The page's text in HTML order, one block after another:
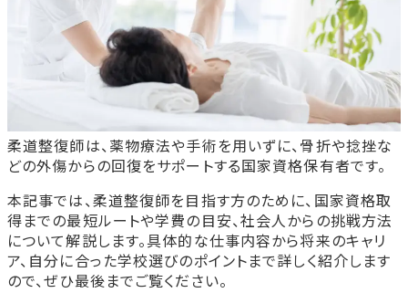
柔道整復師は、薬物療法や手術を用いずに、骨折や捻挫な
どの外傷からの回復をサポートする国家資格保有者です。
本記事では、柔道整復師を目指す方のために、国家資格取
得までの最短ルートや学費の目安、社会人からの挑戦方法
について解説します。具体的な仕事内容から将来のキャリ
ア、自分に合った学校選びのポイントまで詳しく紹介します
ので、ぜひ最後までご覧ください。